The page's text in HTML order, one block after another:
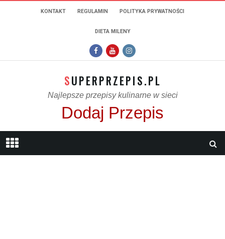
KONTAKT REGULAMIN POLITYKA PRYWATNOŚCI
DIETA MILENY
SUPERPRZEPIS.PL
Najlepsze przepisy kulinarne w sieci
Dodaj Przepis